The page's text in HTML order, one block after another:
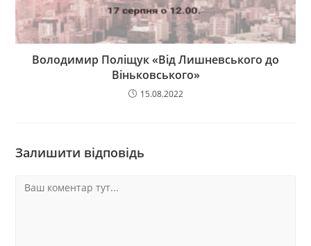
Володимир Поліщук «Від Лишневського до
Віньковського»
15.08.2022
Залишити відповідь